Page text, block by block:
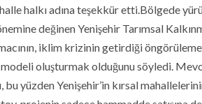
halkı adına teşekkür etti.Bölgede
değinen Yenişehir Tarımsal
iklim krizinin getirdiği
oluşturmak olduğunu söyledi.
bu yüzden Yenişehir’in kırsal